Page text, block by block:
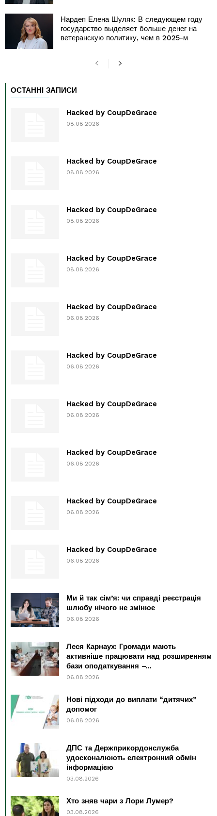
Нардеп Елена Шуляк: В следующем году
государство выделяет больше денег на
ветеранскую политику, чем в 2025-м
ОСТАННІ ЗАПИСИ
Hacked by CoupDeGrace
08.08.2026
Hacked by CoupDeGrace
08.08.2026
Hacked by CoupDeGrace
08.08.2026
Hacked by CoupDeGrace
08.08.2026
Hacked by CoupDeGrace
06.08.2026
Hacked by CoupDeGrace
06.08.2026
Hacked by CoupDeGrace
06.08.2026
Hacked by CoupDeGrace
06.08.2026
Hacked by CoupDeGrace
06.08.2026
Hacked by CoupDeGrace
06.08.2026
Ми й так сім’я: чи справді реєстрація
шлюбу нічого не змінює
06.08.2026
Леся Карнаух: Громади мають
активніше працювати над розширенням
бази оподаткування –...
06.08.2026
Нові підходи до виплати “дитячих”
допомог
06.08.2026
ДПС та Держприкордонслужба
удосконалюють електронний обмін
інформацією
03.08.2026
Хто зняв чари з Лори Лумер?
03.08.2026